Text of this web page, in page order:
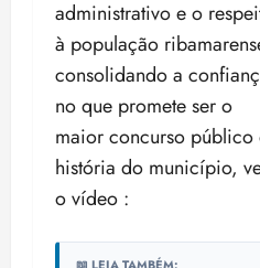
administrativo e o
à população
consolidando a
no que promete ser o
maior concurso público
história do município,
o vídeo :
📖 LEIA TAMBÉM: